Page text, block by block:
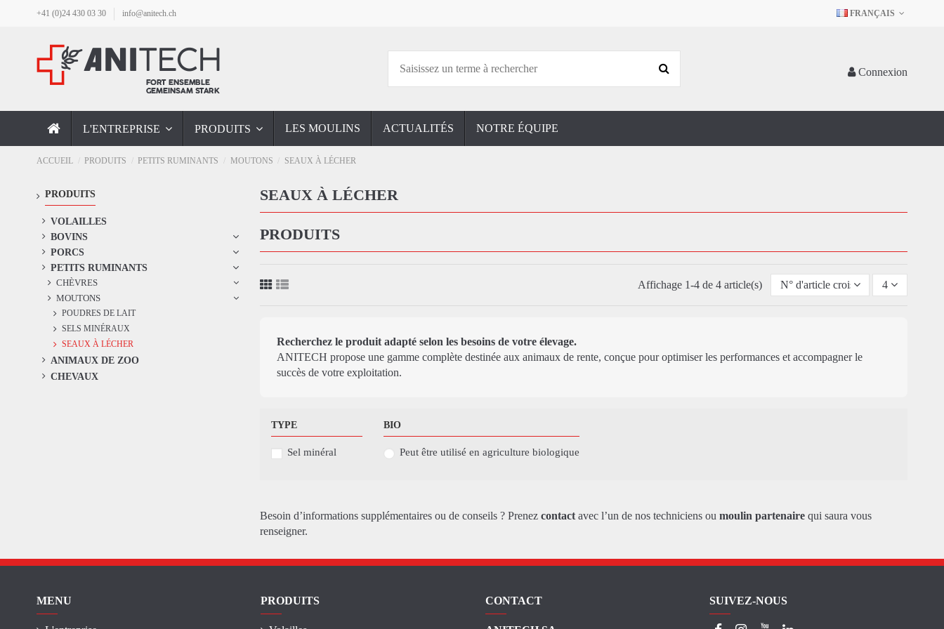
+41 (0)24 430 03 30 info@anitech.ch FRANÇAIS
Connexion
L'ENTREPRISE PRODUITS LES MOULINS ACTUALITÉS NOTRE ÉQUIPE
ACCUEIL PRODUITS PETITS RUMINANTS MOUTONS SEAUX À LÉCHER
SEAUX À LÉCHER
PRODUITS
Affichage 1-4 de 4 article(s) N° d'article croissant 4
Recherchez le produit adapté selon les besoins de votre élevage.
ANITECH propose une gamme complète destinée aux animaux de rente, conçue pour optimiser les performances et accompagner le
succès de votre exploitation.
TYPE
Sel minéral
BIO
Peut être utilisé en agriculture biologique
Besoin d’informations supplémentaires ou de conseils ? Prenez contactavec l’un de nos techniciens ou moulin partenairequi saura vous
renseigner.
PRODUITS
VOLAILLES
BOVINS
PORCS
PETITS RUMINANTS
CHÈVRES
MOUTONS
POUDRES DE LAIT
SELS MINÉRAUX
SEAUX À LÉCHER
ANIMAUX DE ZOO
CHEVAUX
MENU PRODUITS CONTACT SUIVEZ-NOUS